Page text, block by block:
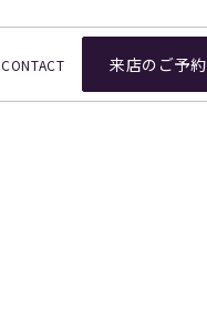
CONTACT 来店のご予